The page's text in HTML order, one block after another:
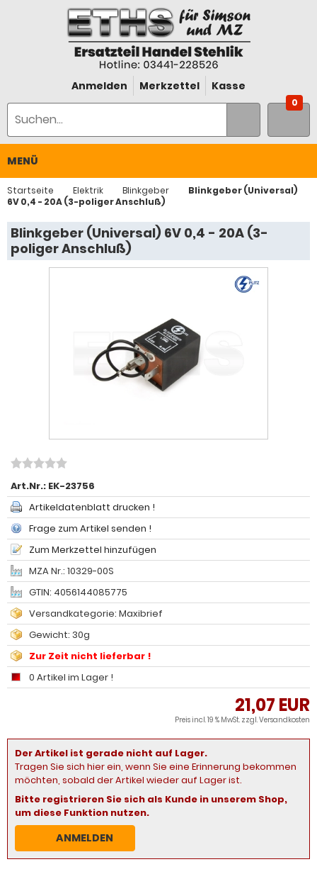
Anmelden Merkzettel Kasse
0
MENÜ
Startseite Elektrik Blinkgeber
Blinkgeber (Universal)
6V 0,4 - 20A (3-poliger Anschluß)
Blinkgeber (Universal) 6V 0,4 - 20A (3-
poliger Anschluß)
Art.Nr.: EK-23756
Artikeldatenblatt drucken !
Frage zum Artikel senden !
Zum Merkzettel hinzufügen
MZA Nr.: 10329-00S
GTIN: 4056144085775
Versandkategorie: Maxibrief
Gewicht: 30g
Zur Zeit nicht lieferbar !
0 Artikel im Lager !
21,07 EUR
Preis incl. 19 % MwSt. zzgl.Versandkosten
Der Artikel ist gerade nicht auf Lager.
Tragen Sie sich hier ein, wenn Sie eine Erinnerung bekommen
möchten, sobald der Artikel wieder auf Lager ist.
Bitte registrieren Sie sich als Kunde in unserem Shop,
um diese Funktion nutzen.
ANMELDEN